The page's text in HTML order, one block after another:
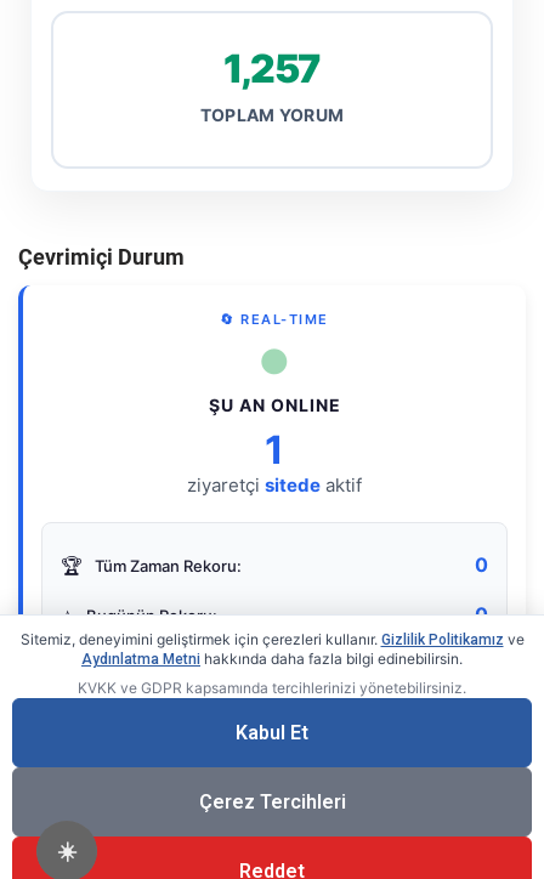
☀️
1,257
TOPLAM YORUM
Çevrimiçi Durum
🔄 REAL-TIME
●
ŞU AN ONLINE
1
ziyaretçi sitede aktif
🏆 Tüm Zaman Rekoru: 0
⭐ Bugünün Rekoru: 0
Gerçek zamanlı sayaç
Sitemiz, deneyimini geliştirmek için çerezleri kullanır. Gizlilik Politikamız ve
Aydınlatma Metni hakkında daha fazla bilgi edinebilirsin.
KVKK ve GDPR kapsamında tercihlerinizi yönetebilirsiniz.
Kabul Et
Çerez Tercihleri
Reddet